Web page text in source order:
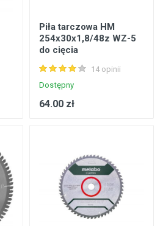
Piła tarczowa HM
254x30x1,8/48z WZ-5
do cięcia
wzdłużnego Metabo
628061000
14 opinii
Dostępny
64.00 zł